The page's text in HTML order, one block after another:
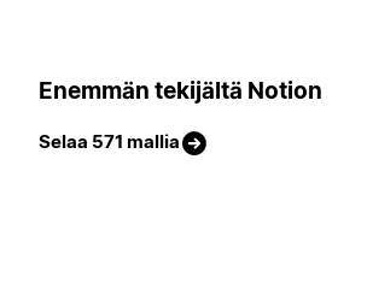
Enemmän tekijältä Notion
Selaa 571 mallia